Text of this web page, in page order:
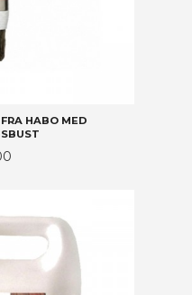
HABO MED